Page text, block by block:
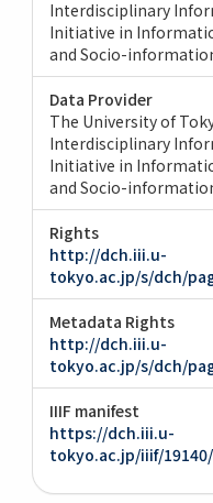
Interdisciplinary
Initiative in
and Socio-
Data Provider
The University of
Interdisciplinary
Initiative in
and Socio-
Rights
http://dch.iii.u-
tokyo.ac.jp/s/dch/
Metadata Rights
http://dch.iii.u-
tokyo.ac.jp/s/dch/
IIIF manifest
https://dch.iii.u-
tokyo.ac.jp/iiif/